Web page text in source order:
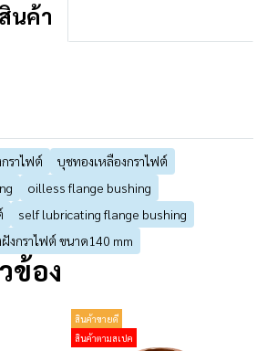
นค้า
ราไฟต์
บุชทองเหลืองกราไฟต์
oilless flange bushing
self lubricating flange bushing
งกราไฟต์ ขนาด140 mm
ข้อง
สินค้าขายดี
สินค้าตามสเปค